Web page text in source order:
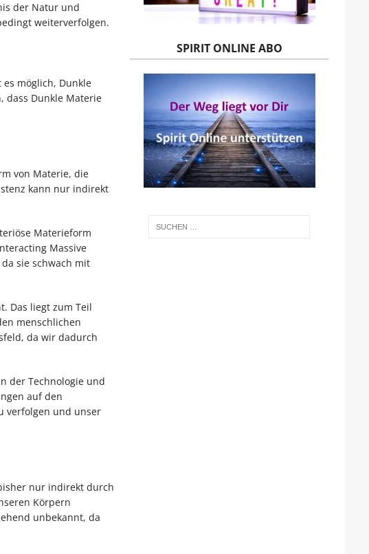
der Natur und
weiterverfolgen.
möglich, Dunkle
dass Dunkle Materie
von Materie, die
kann nur indirekt
Materieform
Massive
sie schwach mit
Das liegt zum Teil
menschlichen
da wir dadurch
der Technologie und
auf den
verfolgen und unser
nur indirekt durch
Körpern
unbekannt, da
SPIRIT ONLINE ABO